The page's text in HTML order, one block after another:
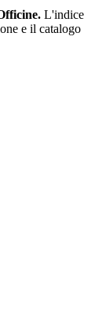
L'indice
e il catalogo